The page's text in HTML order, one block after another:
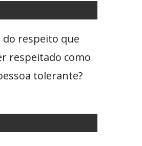
do respeito que
respeitado como
tolerante?